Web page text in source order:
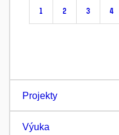
1 2 3 4
Projekty
Výuka